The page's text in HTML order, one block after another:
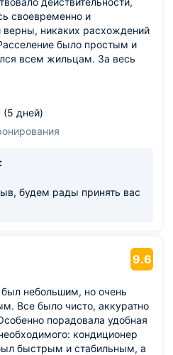
своевременно и
верны, никаких расхождений
было простым и
всем жильцам. За весь
вашим
дней)
будем рады принять вас
9.6
небольшим, но очень
Все было чисто, аккуратно
порадовала удобная
кондиционер
быстрым и стабильным, а